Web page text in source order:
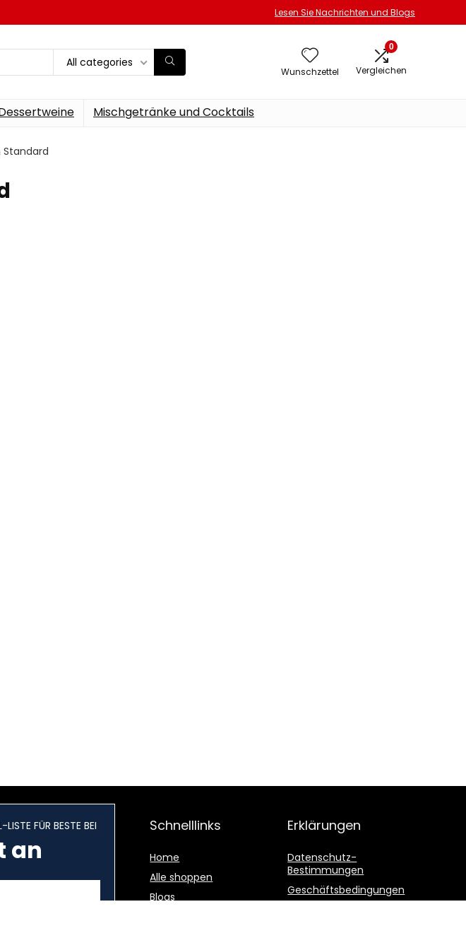
Lesen Sie Nachrichten und Blogs
All categories
Wunschzettel
0
Vergleichen
Mischgetränke und Cocktails
Standard
LISTE FÜR BESTE BEI
an
Schnelllinks
Home
Alle shoppen
Blogs
Erklärungen
Datenschutz-
Bestimmungen
Geschäftsbedingungen